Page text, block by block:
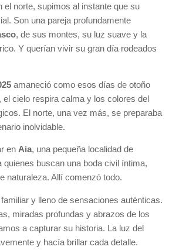
el norte, supimos al instante que su
Son una pareja profundamente
, de sus montes, su luz suave y la
Y querían vivir su gran día rodeados
amaneció como esos días de otoño
el cielo respira calma y los colores del
El norte, una vez más, se preparaba
inolvidable.
en Aia, una pequeña localidad de
quienes buscan una boda civil íntima,
naturaleza. Allí comenzó todo.
y lleno de sensaciones auténticas.
miradas profundas y abrazos de los
a capturar su historia. La luz del
y hacía brillar cada detalle.